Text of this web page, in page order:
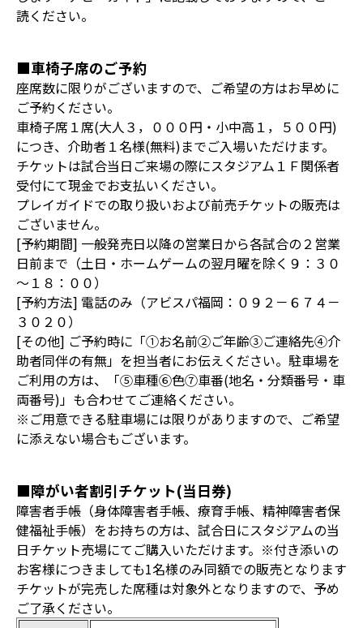
読ください。
■車椅子席のご予約
座席数に限りがございますので、ご希望の方はお早めに
ご予約ください。
車椅子席１席(大人３，０００円・小中高１，５００円)
につき、介助者１名様(無料)までご入場いただけます。
チケットは試合当日ご来場の際にスタジアム１Ｆ関係者
受付にて現金でお支払いください。
プレイガイドでの取り扱いおよび前売チケットの販売は
ございません。
[予約期間] 一般発売日以降の営業日から各試合の２営業
日前まで（土日・ホームゲームの翌月曜を除く９：３０
～１８：００）
[予約方法] 電話のみ（アビスパ福岡：０９２－６７４－
３０２０）
[その他] ご予約時に「①お名前②ご年齢③ご連絡先④介
助者同伴の有無」を担当者にお伝えください。駐車場を
ご利用の方は、「⑤車種⑥色⑦車番(地名・分類番号・車
両番号)」も合わせてご連絡ください。
※ご用意できる駐車場には限りがありますので、ご希望
に添えない場合もございます。
■障がい者割引チケット(当日券)
障害者手帳（身体障害者手帳、療育手帳、精神障害者保
健福祉手帳）をお持ちの方は、試合日にスタジアムの当
日チケット売場にてご購入いただけます。※付き添いの
お客様につきましても1名様のみ同額での販売となります
チケットが完売した席種は対象外となりますので、予め
ご了承ください。